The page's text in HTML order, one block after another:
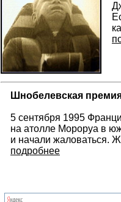
Шнобелевская
5 сентября 1995
на атолле Мороруа в
и начали жаловаться.
подробнее